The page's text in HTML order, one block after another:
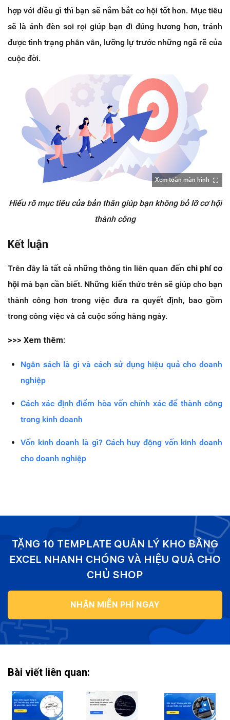
hợp với điều gì thì bạn sẽ nắm bắt cơ hội tốt hơn. Mục tiêu
sẽ là ánh đèn soi rọi giúp bạn đi đúng hương hơn, tránh
được tình trạng phân vân, lưỡng lự trước những ngã rẽ của
cuộc đời.
Xem toàn màn hình
Hiểu rõ mục tiêu của bản thân giúp bạn không bỏ lỡ cơ hội
thành công
Kết luận
Trên đây là tất cả những thông tin liên quan đến chi phí cơ
hội mà bạn cần biết. Những kiến thức trên sẽ giúp cho bạn
thành công hơn trong việc đưa ra quyết định, bao gồm
trong công việc và cả cuộc sống hàng ngày.
>>> Xem thêm:
Ngân sách là gì và cách sử dụng hiệu quả cho doanh
nghiệp
Cách xác định điểm hòa vốn chính xác để thành công
trong kinh doanh
Vốn kinh doanh là gì? Cách huy động vốn kinh doanh
cho doanh nghiệp
TẶNG 10 TEMPLATE QUẢN LÝ KHO BẰNG
EXCEL NHANH CHÓNG VÀ HIỆU QUẢ CHO
CHỦ SHOP
NHẬN MIỄN PHÍ NGAY
Bài viết liên quan: